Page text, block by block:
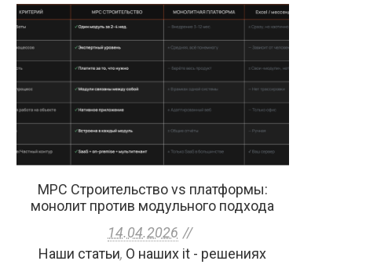
МРС Строительство vs платформы:
монолит против модульного подхода
14.04.2026
Наши статьи, О наших it - решениях